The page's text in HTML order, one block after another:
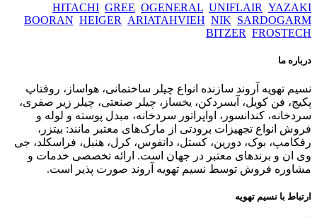
HITACHI GREE OGENERAL UNIFLAIR YAZAKI
BOORAN HEIGER ARIATAHVIEH NIK SARDOGARM
BITZER FROSTECH
درباره ما
نسیم تهویه آروند سازنده انواع چیلر ساختمانی، هواساز، روفتاپ
پکیج، فن کویل، آبسردکن، یخساز، چیلر صنعتی، چیلر زیر صفری،
سردخانه، کندانسور، اواپراتور سردخانه، مبدل پوسته و لوله و
فروش انواع تجهیزات برودتی از مارک‌های معتبر مانند: بیتزر،
رفکامپ، بوک، دورین، کستل، دانفوس، کرل، هنبل، فراسکلد، جی
وی ان و برندهای معتبر در جهان است. ارائه تخصصی خدمات و
مشاوره فروش توسط نسیم تهویه آروند صورت پذیر است.
ارتباط با نسیم تهویه